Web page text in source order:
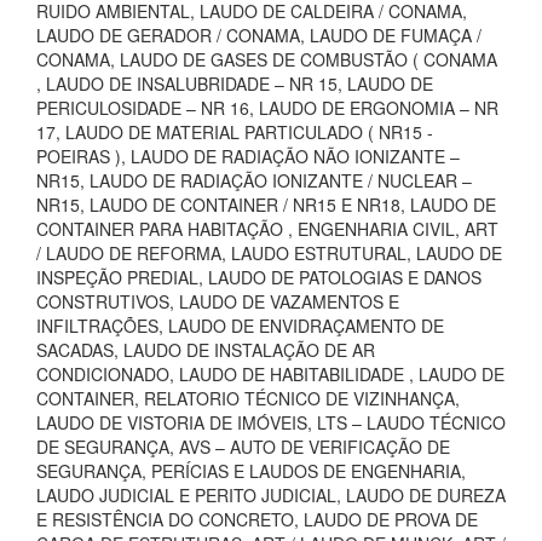
RUIDO AMBIENTAL, LAUDO DE CALDEIRA / CONAMA,
LAUDO DE GERADOR / CONAMA, LAUDO DE FUMAÇA /
CONAMA, LAUDO DE GASES DE COMBUSTÃO ( CONAMA
, LAUDO DE INSALUBRIDADE – NR 15, LAUDO DE
PERICULOSIDADE – NR 16, LAUDO DE ERGONOMIA – NR
17, LAUDO DE MATERIAL PARTICULADO ( NR15 -
POEIRAS ), LAUDO DE RADIAÇÃO NÃO IONIZANTE –
NR15, LAUDO DE RADIAÇÃO IONIZANTE / NUCLEAR –
NR15, LAUDO DE CONTAINER / NR15 E NR18, LAUDO DE
CONTAINER PARA HABITAÇÃO , ENGENHARIA CIVIL, ART
/ LAUDO DE REFORMA, LAUDO ESTRUTURAL, LAUDO DE
INSPEÇÃO PREDIAL, LAUDO DE PATOLOGIAS E DANOS
CONSTRUTIVOS, LAUDO DE VAZAMENTOS E
INFILTRAÇÕES, LAUDO DE ENVIDRAÇAMENTO DE
SACADAS, LAUDO DE INSTALAÇÃO DE AR
CONDICIONADO, LAUDO DE HABITABILIDADE , LAUDO DE
CONTAINER, RELATORIO TÉCNICO DE VIZINHANÇA,
LAUDO DE VISTORIA DE IMÓVEIS, LTS – LAUDO TÉCNICO
DE SEGURANÇA, AVS – AUTO DE VERIFICAÇÃO DE
SEGURANÇA, PERÍCIAS E LAUDOS DE ENGENHARIA,
LAUDO JUDICIAL E PERITO JUDICIAL, LAUDO DE DUREZA
E RESISTÊNCIA DO CONCRETO, LAUDO DE PROVA DE